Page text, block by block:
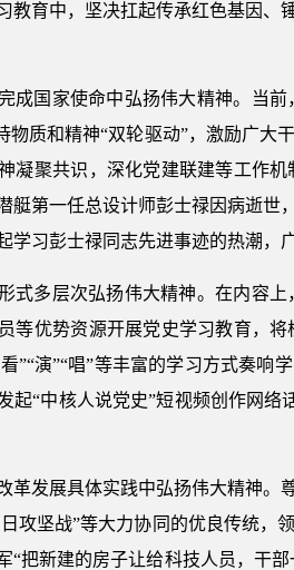
教育中，坚决扛起传承红色基因、
成国家使命中弘扬伟大精神。当
物质和精神“双轮驱动”，激励广
凝聚共识，深化党建联建等工作
艇第一任总设计师彭士禄因病逝世
学习彭士禄同志先进事迹的热潮，
式多层次弘扬伟大精神。在内容
等优势资源开展党史学习教育，
”“演”“唱”等丰富的学习方式奏
起“中核人说党史”短视频创作网络
革发展具体实践中弘扬伟大精神。
攻坚战”等大力协同的优良传统
“把新建的房子让给科技人员，干